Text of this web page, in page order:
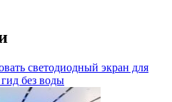
светодиодный экран для
без воды